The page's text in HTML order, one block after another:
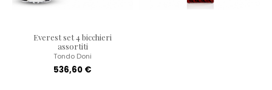
Everest set 4 bicchieri
assortiti
Tondo Doni
536,60 €